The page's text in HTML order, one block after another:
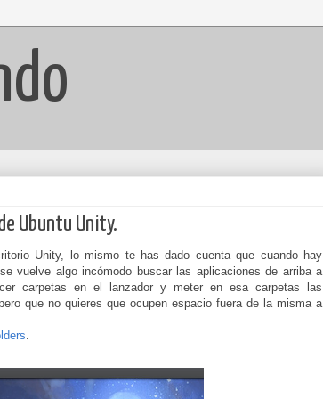
Ubuntu Unity.
Unity, lo mismo te has dado cuenta que cuando hay
vuelve algo incómodo buscar las aplicaciones de arriba a
carpetas en el lanzador y meter en esa carpetas las
que no quieres que ocupen espacio fuera de la misma a
.